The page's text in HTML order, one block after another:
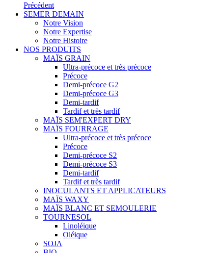
Précédent
SEMER DEMAIN
Notre Vision
Notre Expertise
Notre Histoire
NOS PRODUITS
MAÏS GRAIN
Ultra-précoce et très précoce
Précoce
Demi-précoce G2
Demi-précoce G3
Demi-tardif
Tardif et très tardif
MAÏS SEM'EXPERT DRY
MAÏS FOURRAGE
Ultra-précoce et très précoce
Précoce
Demi-précoce S2
Demi-précoce S3
Demi-tardif
Tardif et très tardif
INOCULANTS ET APPLICATEURS
MAÏS WAXY
MAÏS BLANC ET SEMOULERIE
TOURNESOL
Linoléique
Oléique
SOJA